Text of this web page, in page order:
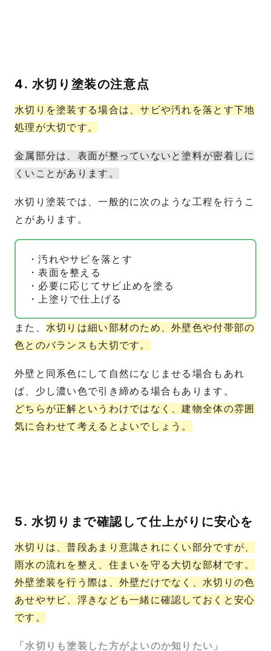
4. 水切り塗装の注意点
水切りを塗装する場合は、サビや汚れを落とす下地
処理が大切です。
金属部分は、表面が整っていないと塗料が密着しに
くいことがあります。
水切り塗装では、一般的に次のような工程を行うこ
とがあります。
・汚れやサビを落とす
・表面を整える
・必要に応じてサビ止めを塗る
・上塗りで仕上げる
また、 水切りは細い部材のため、外壁色や付帯部の
色とのバランスも大切です。
外壁と同系色にして自然になじませる場合もあれ
ば、少し濃い色で引き締める場合もあります。
どちらが正解というわけではなく、建物全体の雰囲
気に合わせて考えるとよいでしょう。
5. 水切りまで確認して仕上がりに安心を
水切りは、普段あまり意識されにくい部分ですが、
雨水の流れを整え、住まいを守る大切な部材です。
外壁塗装を行う際は、外壁だけでなく、水切りの色
あせやサビ、浮きなども一緒に確認しておくと安心
です。
「水切りも塗装した方がよいのか知りたい」